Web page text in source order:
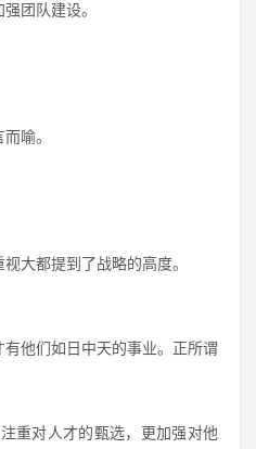
团队建设。
喻。
大都提到了战略的高度。
他们如日中天的事业。正所谓
重对人才的甄选，更加强对他